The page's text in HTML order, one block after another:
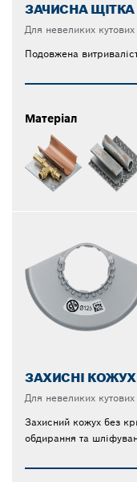
ЗАЧИСНА ЩІТКА
Для невеликих
Подовжена
Матеріал
ЗАХИСНІ
Для невеликих
Захисний кожух без
обдирання та